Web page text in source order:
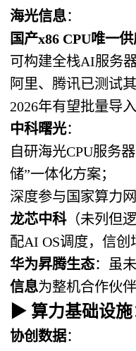
海光信息：
国产x86 CPU唯一
可构建全栈AI服务器
阿里、腾讯已测试
2026年有望批量导入
中科曙光：
自研海光CPU服务
储”一体化方案；
深度参与国家算力
龙芯中科（未列但
配AI OS调度，信创
华为昇腾生态：虽
信息为整机合作伙伴
▶ 算力基础设
协创数据：